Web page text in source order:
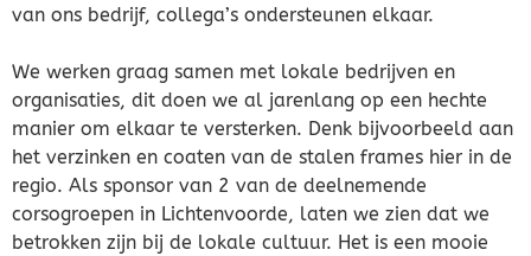
van ons bedrijf, collega’s ondersteunen elkaar.
We werken graag samen met lokale bedrijven en
organisaties, dit doen we al jarenlang op een hechte
manier om elkaar te versterken. Denk bijvoorbeeld aan
het verzinken en coaten van de stalen frames hier in de
regio. Als sponsor van 2 van de deelnemende
corsogroepen in Lichtenvoorde, laten we zien dat we
betrokken zijn bij de lokale cultuur. Het is een mooie